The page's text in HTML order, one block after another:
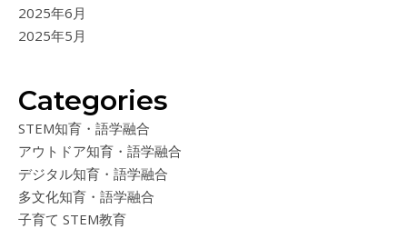
2025年6月
2025年5月
Categories
STEM知育・語学融合
アウトドア知育・語学融合
デジタル知育・語学融合
多文化知育・語学融合
子育て STEM教育